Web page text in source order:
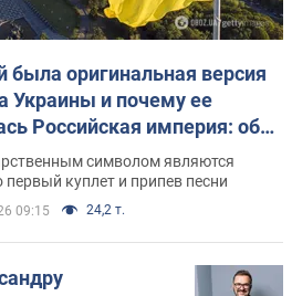
была оригинальная версия
Украины и почему ее
Российская империя: об
рассказывают в школе
символом являются
первый куплет и припев песни
09:15 24,2 т.